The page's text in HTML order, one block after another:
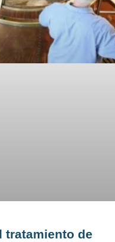
tratamiento de